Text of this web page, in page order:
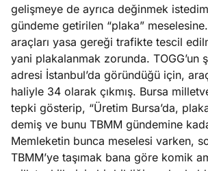
gelişmeye de ayrıca değinmek
gündeme getirilen “plaka” meselesine.
araçları yasa gereği trafikte tescil
yani plakalanmak zorunda. TOGG’un
adresi İstanbul’da göründüğü için,
haliyle 34 olarak çıkmış. Bursa
tepki gösterip, “Üretim Bursa’da,
demiş ve bunu TBMM gündemine
Memleketin bunca meselesi varken,
TBMM’ye taşımak bana göre komik